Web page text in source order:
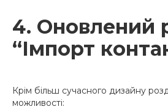
4. Оновлений
“Імпорт
Крім більш сучасного дизайну
можливості: